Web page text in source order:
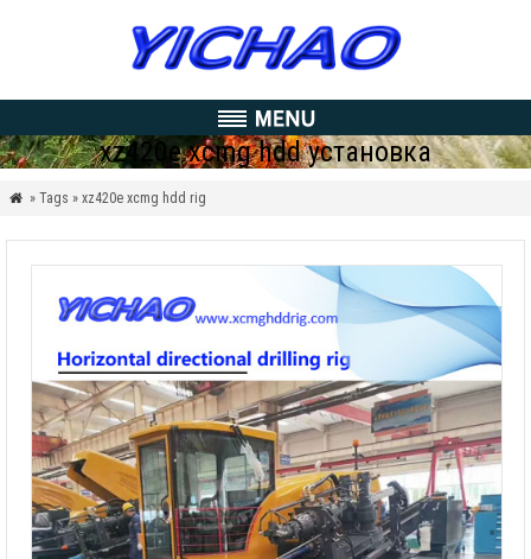
xz420e xcmg hdd установка
 » Tags » xz420e xcmg hdd rig